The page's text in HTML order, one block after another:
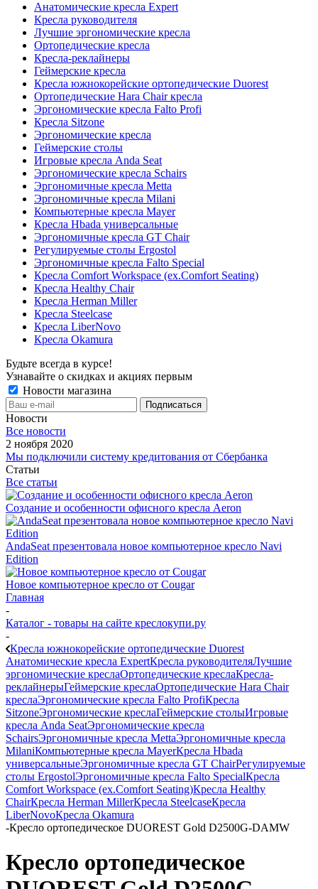
Анатомические кресла Expert
Кресла руководителя
Лучшие эргономические кресла
Ортопедические кресла
Кресла-реклайнеры
Геймерские кресла
Кресла южнокорейские ортопедические Duorest
Ортопедические Hara Chair кресла
Эргономические кресла Falto Profi
Кресла Sitzone
Эргономические кресла
Геймерские столы
Игровые кресла Anda Seat
Эргономические кресла Schairs
Эргономичные кресла Metta
Эргономичные кресла Milani
Компьютерные кресла Mayer
Кресла Hbada универсальные
Эргономичные кресла GT Chair
Регулируемые столы Ergostol
Эргономичные кресла Falto Special
Кресла Comfort Workspace (ex.Comfort Seating)
Кресла Healthy Chair
Кресла Herman Miller
Кресла Steelcase
Кресла LiberNovo
Кресла Okamura
Будьте всегда в курсе!
Узнавайте о скидках и акциях первым
Новости магазина
Новости
Все новости
2 ноября 2020
Мы подключили систему кредитования от Сбербанка
Статьи
Все статьи
Создание и особенности офисного кресла Aeron
AndaSeat презентовала новое компьютерное кресло Navi
Edition
Новое компьютерное кресло от Cougar
Главная
-
Каталог - товары на сайте креслокупи.ру
-
Кресла южнокорейские ортопедические Duorest
Анатомические кресла ExpertКресла руководителяЛучшие
эргономические креслаОртопедические креслаКресла-
реклайнерыГеймерские креслаОртопедические Hara Chair
креслаЭргономические кресла Falto ProfiКресла
SitzoneЭргономические креслаГеймерские столыИгровые
кресла Anda SeatЭргономические кресла
SchairsЭргономичные кресла MettaЭргономичные кресла
MilaniКомпьютерные кресла MayerКресла Hbada
универсальныеЭргономичные кресла GT ChairРегулируемые
столы ErgostolЭргономичные кресла Falto SpecialКресла
Comfort Workspace (ex.Comfort Seating)Кресла Healthy
ChairКресла Herman MillerКресла SteelcaseКресла
LiberNovoКресла Okamura
-Кресло ортопедическое DUOREST Gold D2500G-DAMW
Кресло ортопедическое